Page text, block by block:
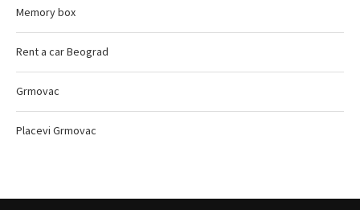
Memory box
Rent a car Beograd
Grmovac
Placevi Grmovac